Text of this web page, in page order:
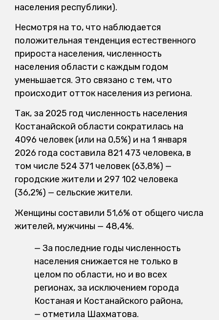
населения республики).
Несмотря на то, что наблюдается
положительная тенденция естественного
прироста населения, численность
населения области с каждым годом
уменьшается. Это связано с тем, что
происходит отток населения из региона.
Так, за 2025 год численность населения
Костанайской области сократилась на
4096 человек (или на 0,5%) и на 1 января
2026 года составила 821 473 человека, в
том числе 524 371 человек (63,8%) —
городские жители и 297 102 человека
(36,2%) — сельские жители.
Женщины составили 51,6% от общего числа
жителей, мужчины — 48,4%.
— За последние годы численность
населения снижается не только в
целом по области, но и во всех
регионах, за исключением города
Костаная и Костанайского района,
— отметила Шахматова.